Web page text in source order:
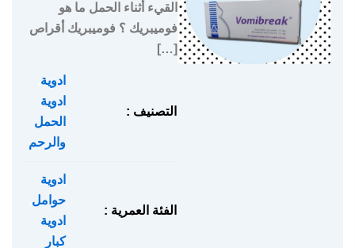
القيء أثناء الحمل ما هو
فوميبريك ؟ فوميبريك أقراص
[…]
التصنيف :
ادوية
ادوية
الحمل
والرحم
الفئة العمرية :
ادوية
حوامل
ادوية
كبار